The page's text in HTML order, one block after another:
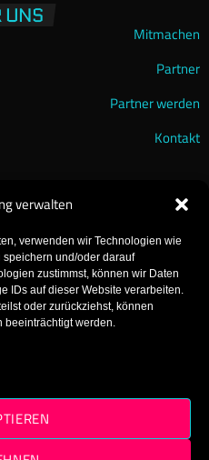
verwalten
verwenden wir Technologien wie
und/oder darauf
zustimmst, können wir Daten
IDs auf dieser Website verarbeiten.
oder zurückziehst, können
beeinträchtigt werden.
UNS
Mitmachen
Partner
Partner werden
Kontakt
GearFM – The Gearhead Radio!